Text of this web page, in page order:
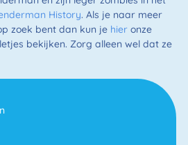
History. Als je naar meer
zoek bent dan kun je hieronze
bekijken. Zorg alleen wel dat ze